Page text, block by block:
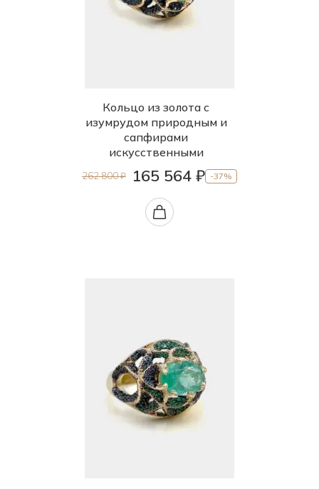
Кольцо из золота с
изумрудом природным и
сапфирами
искусственными
262 800 ₽ 165 564 ₽ -37%